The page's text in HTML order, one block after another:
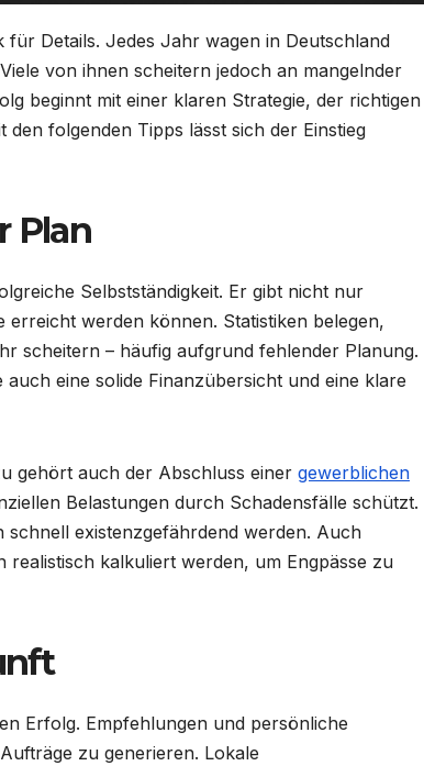
Details. Jedes Jahr wagen in Deutschland
von ihnen scheitern jedoch an mangelnder
beginnt mit einer klaren Strategie, der richtigen
folgenden Tipps lässt sich der Einstieg
Plan
Selbstständigkeit. Er gibt nicht nur
werden können. Statistiken belegen,
scheitern – häufig aufgrund fehlender Planung.
eine solide Finanzübersicht und eine klare
gehört auch der Abschluss einer gewerblichen
Belastungen durch Schadensfälle schützt.
schnell existenzgefährdend werden. Auch
kalkuliert werden, um Engpässe zu
Erfolg. Empfehlungen und persönliche
zu generieren. Lokale